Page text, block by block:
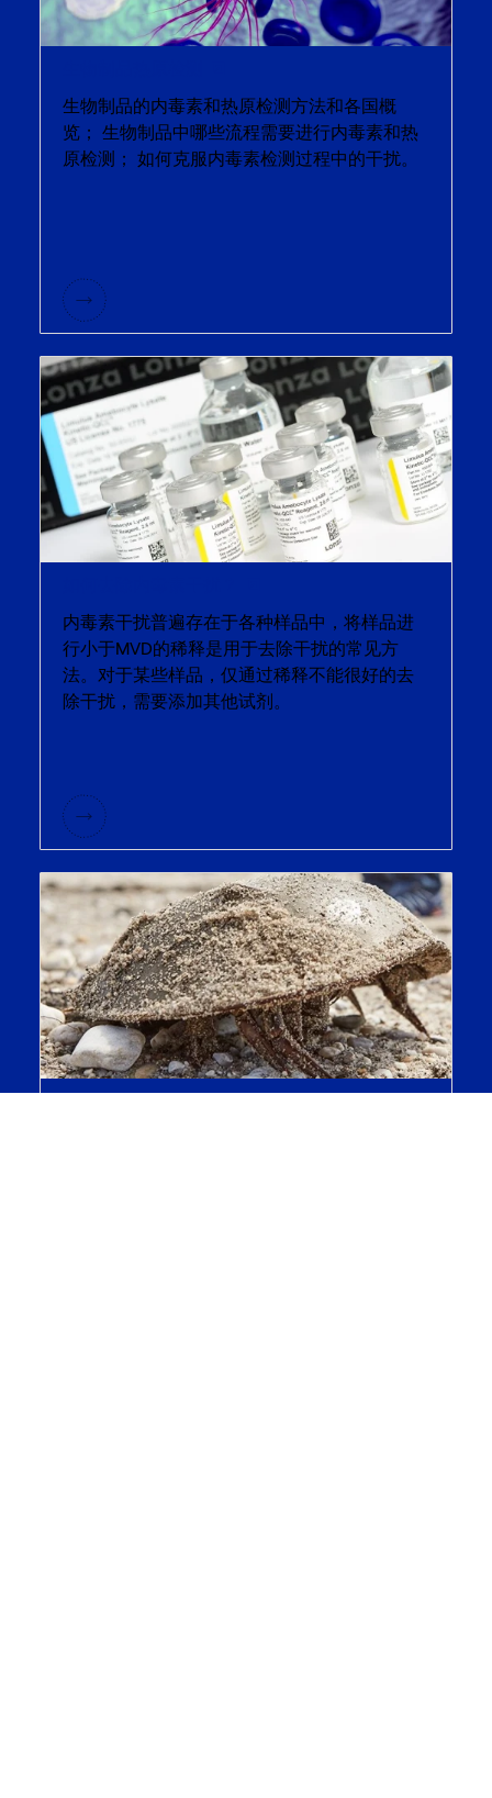
生物制品的内毒素和热原检测方法和各国概
览； 生物制品中哪些流程需要进行内毒素和热
原检测； 如何克服内毒素检测过程中的干扰。
内毒素干扰普遍存在于各种样品中，将样品进
行小于MVD的稀释是用于去除干扰的常见方
法。对于某些样品，仅通过稀释不能很好的去
除干扰，需要添加其他试剂。